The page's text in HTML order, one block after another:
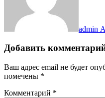
admin
Добавить
Ваш адрес email не будет
помечены *
Комментарий *